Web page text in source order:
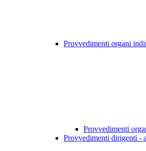
Provvedimenti organi
Provvedimenti
Provvedimenti dirigenti -